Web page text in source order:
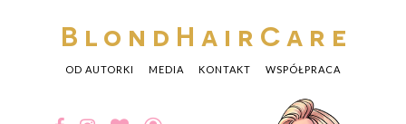
BlondHairCare
OD AUTORKI MEDIA KONTAKT WSPÓŁPRACA